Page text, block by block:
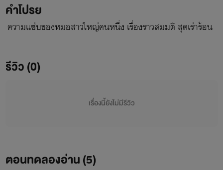
คำโปรย
ความแซ่บของหมอสาวใหญ่คนหนึ่ง เรื่องราวสมมติ สุดเร่าร้อน
รีวิว (0)
เรื่องนี้ยังไม่มีรีวิว
ตอนทดลองอ่าน (5)